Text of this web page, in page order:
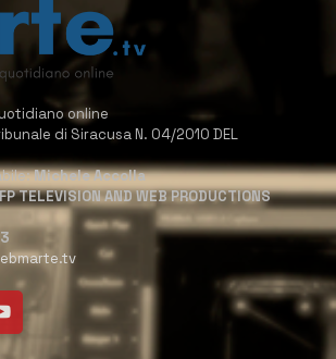
online
di Siracusa N. 04/2010 DEL
Michele Accolla
TELEVISION AND WEB PRODUCTIONS